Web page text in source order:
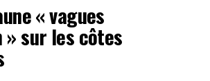
« vagues
» sur les côtes